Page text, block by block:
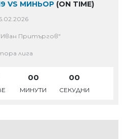
VS МИНЬОР (ON TIME)
Притъргов"
лига
00
МИНУТИ
00
СЕКУДНИ